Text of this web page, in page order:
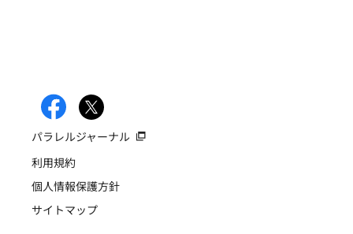
パラレルジャーナル
利用規約
個人情報保護方針
サイトマップ